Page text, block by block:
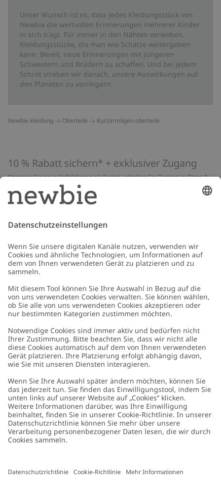
Unser Wunsch ist es, dass jedes Kleidungsstück von
Newbie die wertvollen Erinnerungen mehrerer Kinder
in sich trägt. Für immer in den Nähten verwoben.
Kleidungsstücke, die man wie Schätze weitergeben
kann. Bereit, neue Erinnerungen mit jüngeren
Schwestern und Brüdern zu schaffen. Und bei jedem
Schritt streben wir danach, unsere Auswirkungen auf
den Planeten zu verringern.
Newbie kleidung Oberteile Kurzärmligen oberteile
10 % Rabatt sichern* + exklusiver Zugang
Shoppen Sie neue Kollektionen als Erstes, erhalten Sie Zugang zu Tipps &
Guides und profitieren Sie von exklusiven Angeboten
*Gilt nur für deine erste Bestellung und ist nicht mit anderen Rabatten
oder Angeboten kombinierbar. Gilt nicht für limitierte Artikel. Lies unsere
Schicken
Kundenservice
Kontaktieren Sie uns
FAQ
Barrierefreiheit
Datenschutzrichtlinie
Cookie-Richtlinie
Über uns
Über Newbie
Nachhaltigkeit
Impressum
Presse
Germany Standort ändern
Cookies